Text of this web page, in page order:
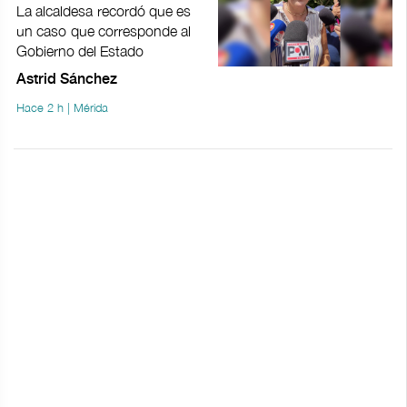
La alcaldesa recordó que es
un caso que corresponde al
Gobierno del Estado
Astrid Sánchez
Hace 2 h | Mérida